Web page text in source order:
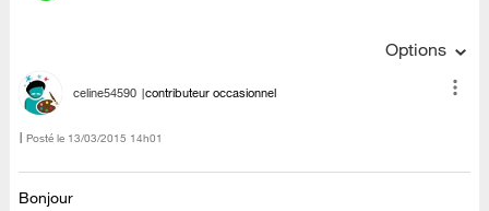
Options
celine54590 contributeur occasionnel
Posté le ‎13/03/2015 14h01
Bonjour